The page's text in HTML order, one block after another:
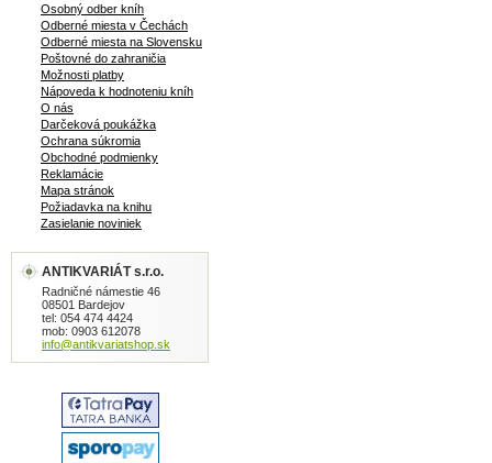
Osobný odber kníh
Odberné miesta v Čechách
Odberné miesta na Slovensku
Poštovné do zahraničia
Možnosti platby
Nápoveda k hodnoteniu kníh
O nás
Darčeková poukážka
Ochrana súkromia
Obchodné podmienky
Reklamácie
Mapa stránok
Požiadavka na knihu
Zasielanie noviniek
ANTIKVARIÁT s.r.o.
Radničné námestie 46
08501 Bardejov
tel: 054 474 4424
mob: 0903 612078
info@antikvariatshop.sk